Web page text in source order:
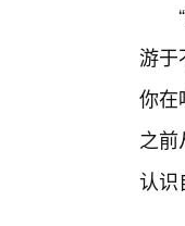
游于
你在
之
认识